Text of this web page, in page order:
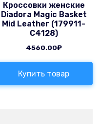
Кроссовки женские
Diadora Magic Basket
Mid Leather (179911-
C4128)
4560.00₽
Купить товар